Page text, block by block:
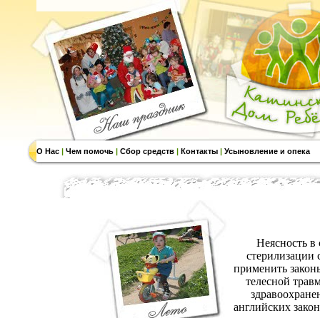
О Нас | Чем помочь | Сбор средств | Контакты | Усыновление и опека
Неясность в
стерилизации
применить
телесной
английских